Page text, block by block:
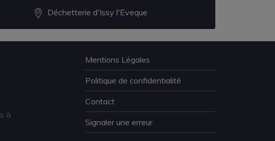
Déchetterie d'Issy l'Eveque
à
Mentions Légales
Politique de confidentialité
Contact
Signaler une erreur